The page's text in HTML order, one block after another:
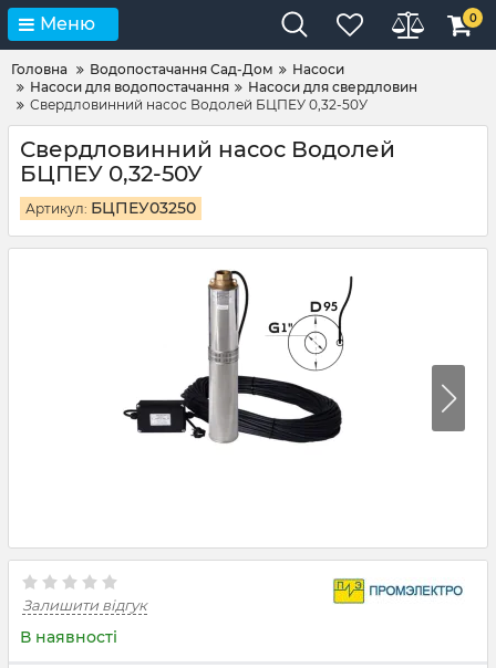
Меню 0
Головна Водопостачання Сад-Дом
Насоси
Насоси для водопостачання
Насоси для свердловин
Свердловинний насос Водолей БЦПЕУ 0,32-50У
Свердловинний насос Водолей
БЦПЕУ 0,32-50У
Артикул: БЦПЕУ03250
Залишити відгук
В наявності